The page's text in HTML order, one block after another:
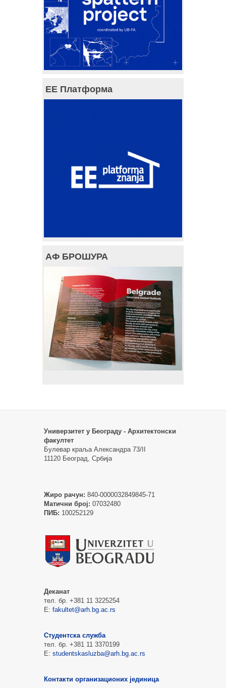
ЕЕ Платформа
АФ БРОШУРА
Универзитет у Београду - Архитектонски
факултет
Булевар краља Александра 73/II
11120 Београд, Србија
Жиро рачун: 840-0000032849845-71
Матични број: 07032480
ПИБ: 100252129
Деканат
тел. бр. +381 11 3225254
Е: fakultet@arh.bg.ac.rs
Студентска служба
тел. бр. +381 11 3370199
Е: studentskasluzba@arh.bg.ac.rs
Контакти организационих јединица